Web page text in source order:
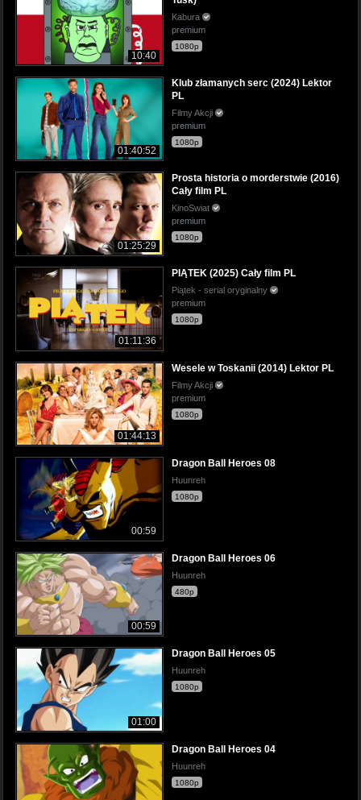
10:40
Kabura
premium
1080p
01:40:52
Klub złamanych serc (2024) Lektor
PL
Filmy Akcji
premium
1080p
01:25:29
Prosta historia o morderstwie (2016)
Cały film PL
KinoSwiat
premium
1080p
01:11:36
PIĄTEK (2025) Cały film PL
Piątek - serial oryginalny
premium
1080p
01:44:13
Wesele w Toskanii (2014) Lektor PL
Filmy Akcji
premium
1080p
00:59
Dragon Ball Heroes 08
Huunreh
1080p
00:59
Dragon Ball Heroes 06
Huunreh
480p
01:00
Dragon Ball Heroes 05
Huunreh
1080p
Dragon Ball Heroes 04
Huunreh
1080p